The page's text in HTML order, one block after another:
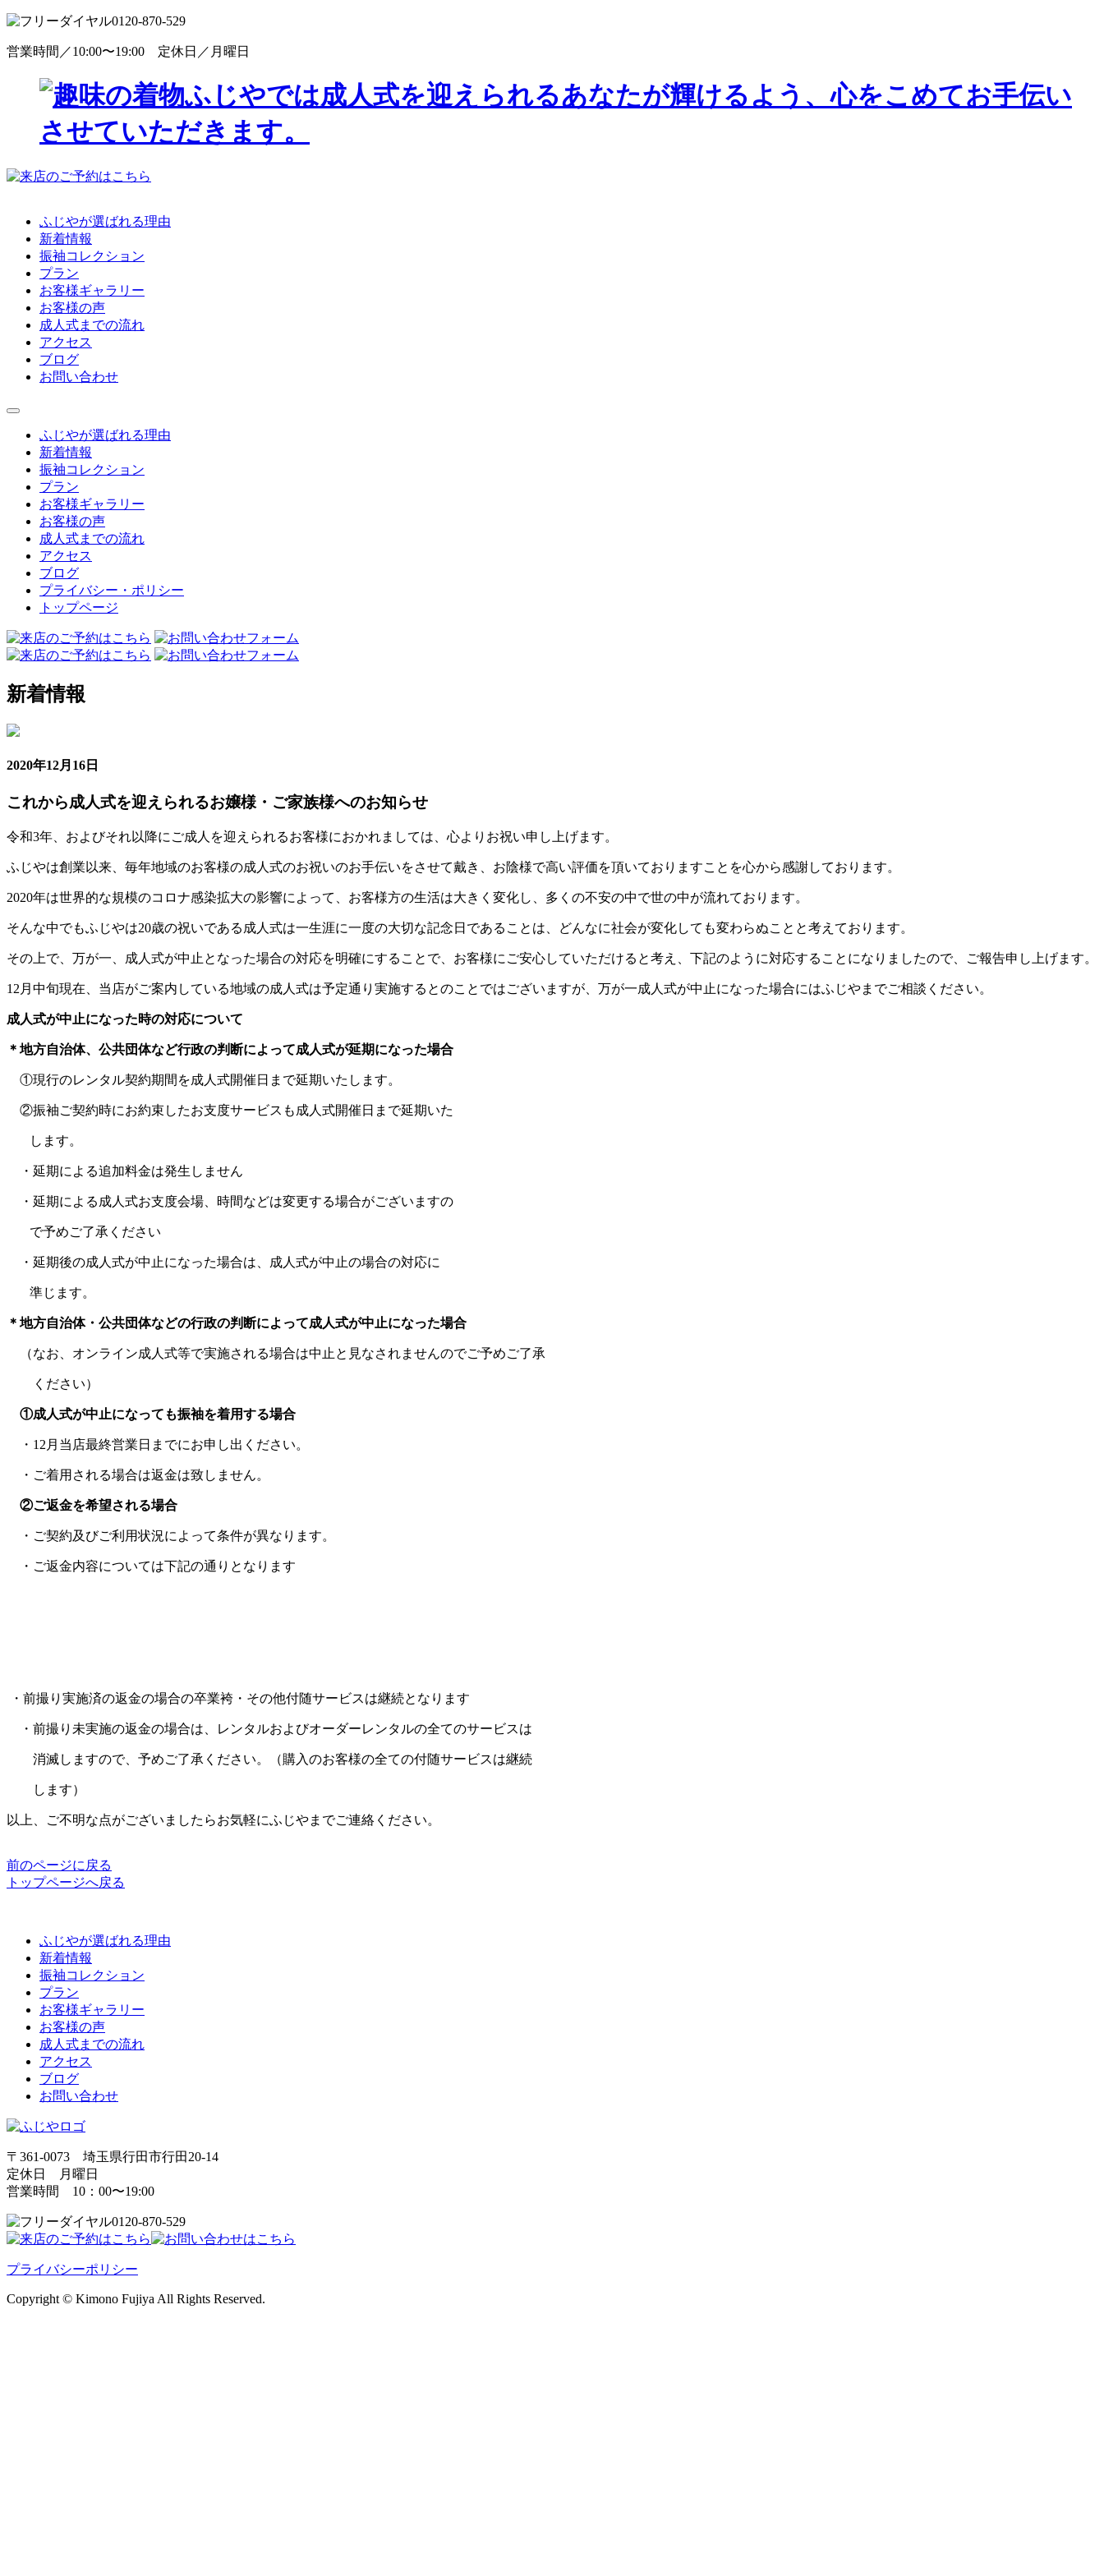
0120-870-529
営業時間／10:00〜19:00 定休日／月曜日
ふじやが選ばれる理由
新着情報
振袖コレクション
プラン
お客様ギャラリー
お客様の声
成人式までの流れ
アクセス
ブログ
お問い合わせ
ふじやが選ばれる理由
新着情報
振袖コレクション
プラン
お客様ギャラリー
お客様の声
成人式までの流れ
アクセス
ブログ
プライバシー・ポリシー
トップページ
新着情報
2020年12月16日
これから成人式を迎えられるお嬢様・ご家族様へのお知らせ
令和3年、およびそれ以降にご成人を迎えられるお客様におかれましては、心よりお祝い申し上げます。
ふじやは創業以来、毎年地域のお客様の成人式のお祝いのお手伝いをさせて戴き、お陰様で高い評価を頂いておりますことを心から感謝しております。
2020年は世界的な規模のコロナ感染拡大の影響によって、お客様方の生活は大きく変化し、多くの不安の中で世の中が流れております。
そんな中でもふじやは20歳の祝いである成人式は一生涯に一度の大切な記念日であることは、どんなに社会が変化しても変わらぬことと考えております。
その上で、万が一、成人式が中止となった場合の対応を明確にすることで、お客様にご安心していただけると考え、下記のように対応することになりましたので、ご報告申し上げます。
12 月中旬現在、当店がご案内している地域の成人式は予定通り実施するとのことではございますが、万が一成人式が中止になった場合にはふじやまでご相談ください。
成人式が中止になった時の対応について
＊地方自治体、公共団体など行政の判断によって成人式が延期になった場合
①現行のレンタル契約期間を成人式開催日まで延期いたします。
②振袖ご契約時にお約束したお支度サービスも成人式開催日まで延期いた
します。
・延期による追加料金は発生しません
・延期による成人式お支度会場、時間などは変更する場合がございますの
で予めご了承ください
・延期後の成人式が中止になった場合は、成人式が中止の場合の対応に
準じます。
＊地方自治体・公共団体などの行政の判断によって成人式が中止になった場合
（なお、オンライン成人式等で実施される場合は中止と見なされませんのでご予めご了承
ください）
①成人式が中止になっても振袖を着用する場合
・ 12 月当店最終営業日までにお申し出ください。
・ご着用される場合は返金は致しません。
②ご返金を希望される場合
・ご契約及びご利用状況によって条件が異なります。
・ご返金内容については下記の通りとなります
・前撮り実施済の返金の場合の卒業袴・その他付随サービスは継続となります
・前撮り未実施の返金の場合は、レンタルおよびオーダーレンタルの全てのサービスは
消滅しますので、予めご了承ください。（購入のお客様の全ての付随サービスは継続
します）
以上、ご不明な点がございましたらお気軽にふじやまでご連絡ください。
前のページに戻る
トップページへ戻る
ふじやが選ばれる理由
新着情報
振袖コレクション
プラン
お客様ギャラリー
お客様の声
成人式までの流れ
アクセス
ブログ
お問い合わせ
〒361-0073 埼玉県行田市行田20-14
定休日 月曜日
営業時間 10：00〜19:00
0120-870-529
プライバシーポリシー
Copyright © Kimono Fujiya All Rights Reserved.